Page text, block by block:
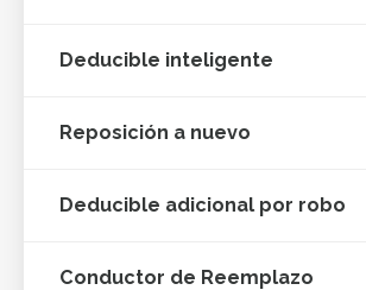
Deducible inteligente
Reposición a nuevo
Deducible adicional por robo
Conductor de Reemplazo